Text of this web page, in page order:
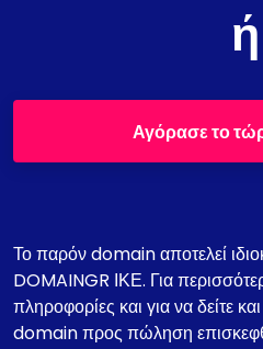
ή
Αγόρασε το
Το παρόν domain αποτελεί
DOMAINGR ΙΚΕ. Για
πληροφορίες και για να δείτε
domain προς πώληση